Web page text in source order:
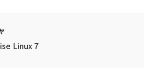
Linux 7